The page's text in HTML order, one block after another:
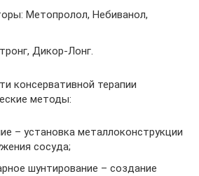
Метопролол, Небиванол,
Дикор-Лонг.
консервативной терапии
методы:
– установка металлоконструкции
сосуда;
шунтирование – создание